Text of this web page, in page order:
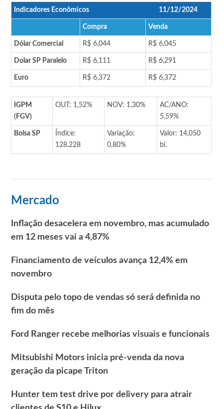
Indicadores Econômicos 11/12/2024
Compra Venda
Dólar Comercial R$ 6,044 R$ 6,045
Dolar SP Paralelo R$ 6,111 R$ 6,291
Euro R$ 6,372 R$ 6,372
IGPM
(FGV)
OUT: 1,52% NOV: 1,30%
AC/ANO:
5,59%
Bolsa SP
Índice:
128.228
Variação:
0,80%
Valor: 14,050
bi.
Mercado
Inflação desacelera em novembro, mas acumulado
em 12 meses vai a 4,87%
Financiamento de veículos avança 12,4% em
novembro
Disputa pelo topo de vendas só será definida no
fim do mês
Ford Ranger recebe melhorias visuais e funcionais
Mitsubishi Motors inicia pré-venda da nova
geração da picape Triton
Hunter tem test drive por delivery para atrair